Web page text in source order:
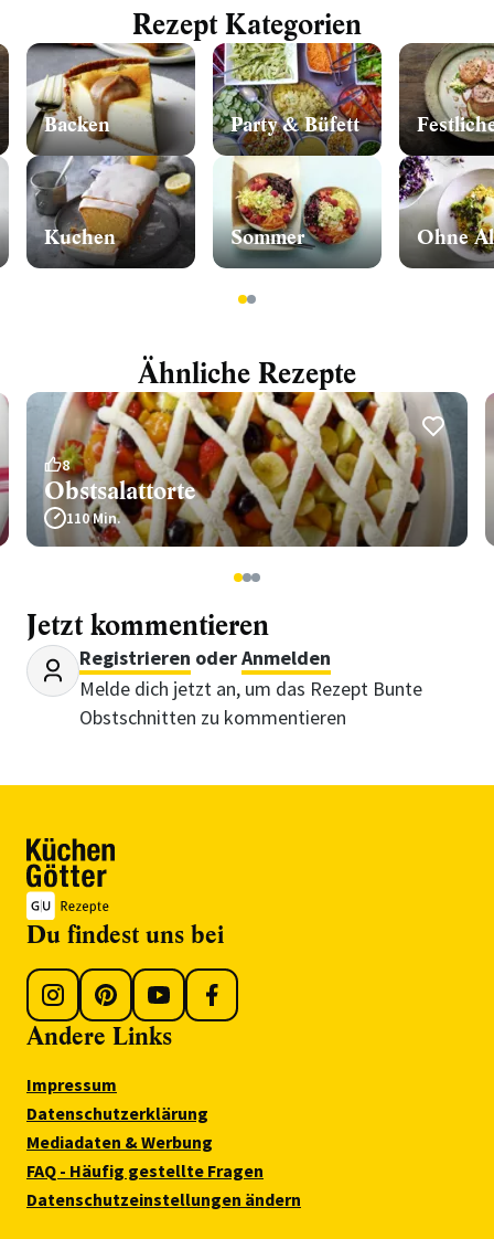
Rezept Kategorien
Backen
Kuchen
Party & Büfett
Sommer Ohne
12
Ähnliche Rezepte
8
Obstsalattorte
110 Min.
123
Jetzt kommentieren
Registrieren oderAnmelden
Melde dich jetzt an, um das Rezept Bunte
Obstschnitten zu kommentieren
Du findest uns bei
Andere Links
Impressum
Datenschutzerklärung
Mediadaten & Werbung
FAQ - Häufig gestellte Fragen
Datenschutzeinstellungen ändern